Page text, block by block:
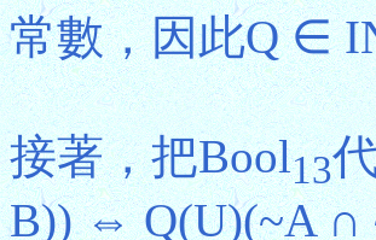
常數，因此Q ∈
接著，把Bool13
B)) ⇔ Q(U)(~A ∩